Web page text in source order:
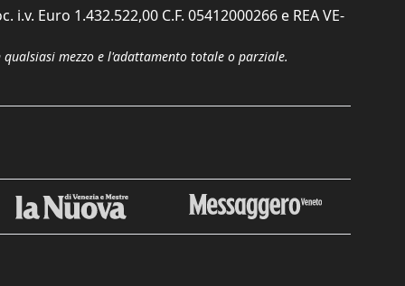
Euro 1.432.522,00 C.F. 05412000266 e REA VE-
mezzo e l'adattamento totale o parziale.